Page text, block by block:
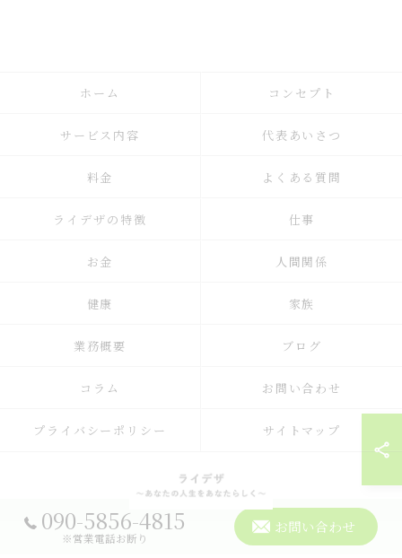
090-5856-4815
※営業電話お断り
お問い合わせ
ホーム コンセプト
サービス内容 代表あいさつ
料金 よくある質問
ライデザの特徴 仕事
お金 人間関係
健康 家族
業務概要 ブログ
コラム お問い合わせ
プライバシーポリシー サイトマップ
© 2026 占いのメンタルサポートならライデザ ALL RIGHTS RESERVED.